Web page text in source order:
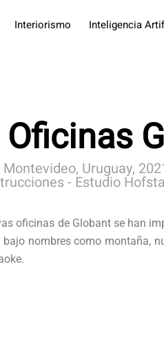
Interiorismo Inteligencia
Oficinas
Uruguay,
- Estudio
oficinas de Globant se han
nombres como montaña,